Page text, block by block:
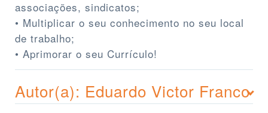
associações, sindicatos;
• Multiplicar o seu conhecimento no seu local
de trabalho;
• Aprimorar o seu Currículo!
Autor(a): Eduardo Victor Franco